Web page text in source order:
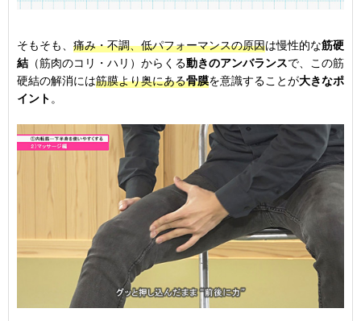
そもそも、 痛み・不調、低パフォーマンスの原因は慢性的な筋硬
結 （筋肉のコリ・ハリ）からくる動きのアンバランスで、この筋
硬結の解消には筋膜より奥にある骨膜を意識することが大きなポ
イント。